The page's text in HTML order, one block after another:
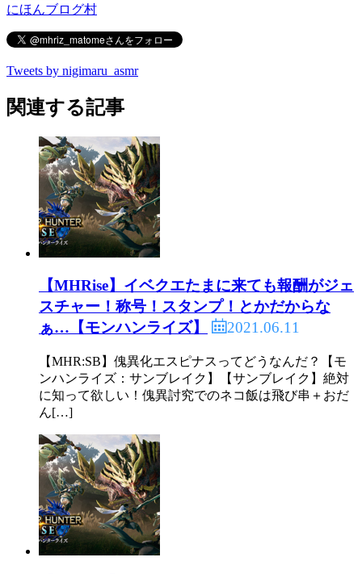
にほんブログ村
Tweets by nigimaru_asmr
関連する記事
【MHRise】イベクエたまに来ても報酬がジェ
スチャー！称号！スタンプ！とかだからな
ぁ…【モンハンライズ】
2021.06.11
【MHR:SB】傀異化エスピナスってどうなんだ？【モ
ンハンライズ：サンブレイク】【サンブレイク】絶対
に知って欲しい！傀異討究でのネコ飯は飛び串＋おだ
ん[…]